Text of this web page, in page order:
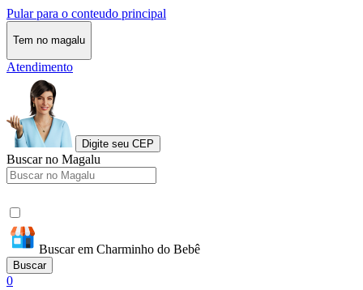
Pular para o conteudo principal
Tem no magalu
Atendimento
Digite seu CEP
Buscar no Magalu
Buscar em Charminho do Bebê
Buscar
0